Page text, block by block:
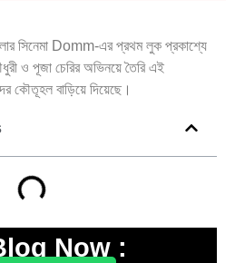
সিনেমা Domm-এর প্রথম লুক প্রকাশ্যে
ও পূজা চেরির অভিনয়ে তৈরি এই
কৌতূহল বাড়িয়ে দিয়েছে।
Now :